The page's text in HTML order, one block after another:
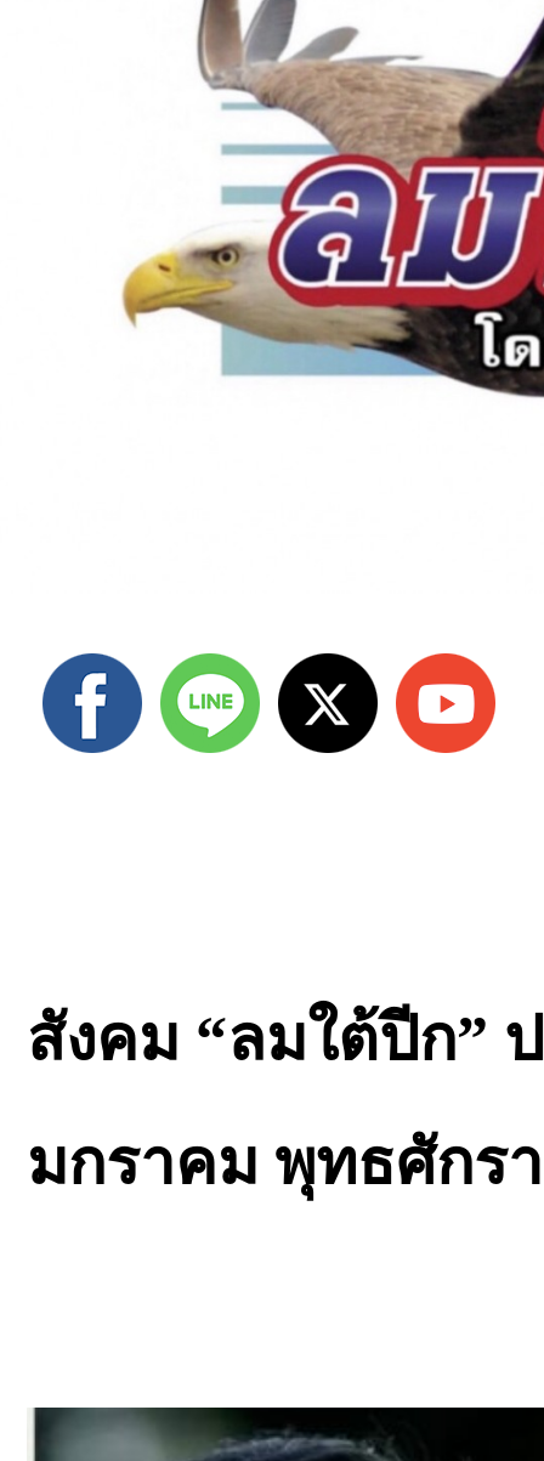
สังคม “ลมใต้ปีก”
มกราคม พุทธศักรา